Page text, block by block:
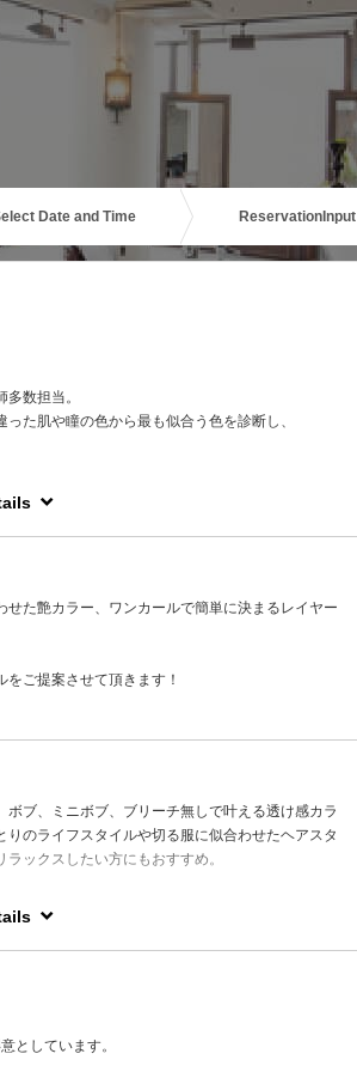
Date and Time Reservation Input
数担当。
た肌や瞳の色から最も似合う色を診断し、
た艶カラー、ワンカールで簡単に決まるレイヤー
ご提案させて頂きます！
ブ、ミニボブ、ブリーチ無しで叶える透け感カラ
のライフスタイルや切る服に似合わせたヘアスタ
ックスしたい方にもおすすめ。
としています。